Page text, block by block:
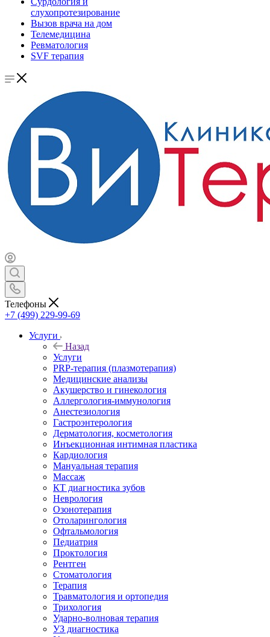
слухопротезирование
Вызов врача на дом
Телемедицина
Ревматология
SVF терапия
Телефоны
+7 (499) 229-99-69
Услуги
Назад
Услуги
PRP-терапия (плазмотерапия)
Медицинские анализы
Акушерство и гинекология
Аллергология-иммунология
Анестезиология
Гастроэнтерология
Дерматология, косметология
Инъекционная интимная пластика
Кардиология
Мануальная терапия
Массаж
КТ диагностика зубов
Неврология
Озонотерапия
Отоларингология
Офтальмология
Педиатрия
Проктология
Рентген
Стоматология
Терапия
Травматология и ортопедия
Трихология
Ударно-волновая терапия
УЗ диагностика